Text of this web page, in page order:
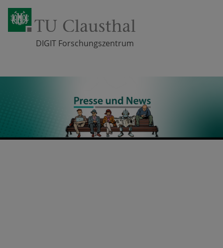
DIGIT Forschungszentrum